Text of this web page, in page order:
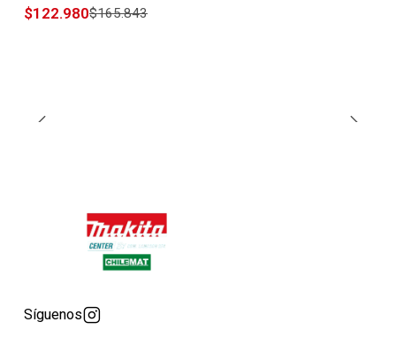
$122.980$165.843
Síguenos